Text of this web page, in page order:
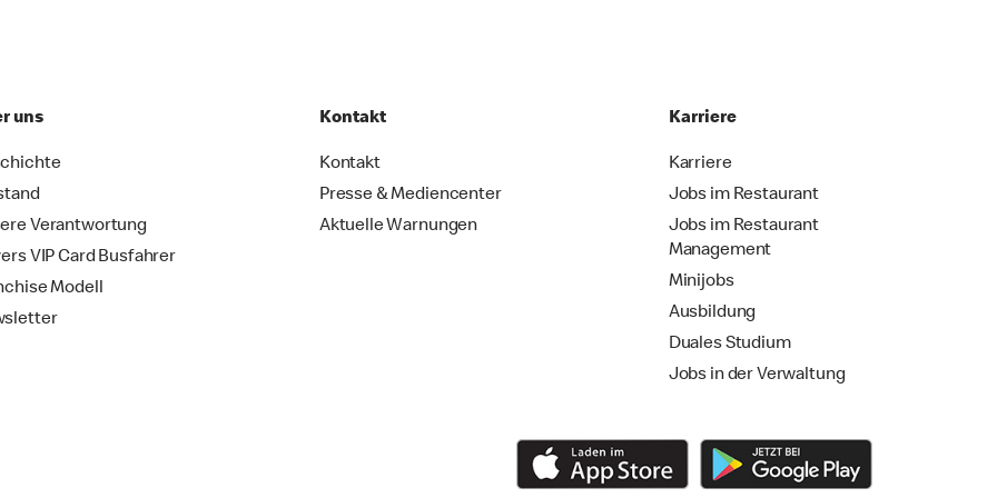
uns
Verantwortung
VIP Card Busfahrer
Modell
Kontakt
Kontakt
Presse & Mediencenter
Aktuelle Warnungen
Karriere
Karriere
Jobs im Restaurant
Jobs im Restaurant
Management
Minijobs
Ausbildung
Duales Studium
Jobs in der Verwaltung